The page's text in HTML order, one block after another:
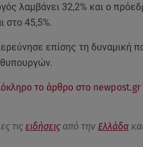
λαμβάνει 32,2% και ο
στο 45,5%.
επίσης τη δυναμική
το άρθρο στο newpost.gr
τις ειδήσειςαπό την Ελλάδα